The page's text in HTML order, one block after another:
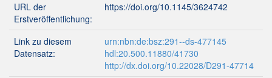
URL der
Erstveröffentlichung:
https://doi.org/10.1145/3624742
Link zu diesem
Datensatz:
urn:nbn:de:bsz:291--ds-477145
hdl:20.500.11880/41730
http://dx.doi.org/10.22028/D291-47714